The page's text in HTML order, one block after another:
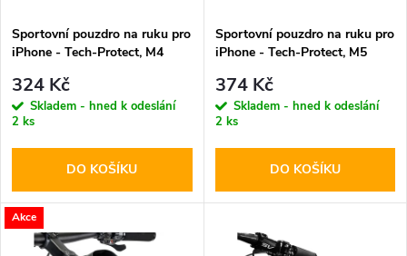
p
r
o
d
u
s
p
r
o
d
Sportovní pouzdro na ruku pro
iPhone - Tech-Protect, M4
324 Kč
Skladem - hned k odeslání
2 ks
DO KOŠÍKU
Sportovní pouzdro na ruku pro
iPhone - Tech-Protect, M5
374 Kč
Skladem - hned k odeslání
2 ks
DO KOŠÍKU
Akce